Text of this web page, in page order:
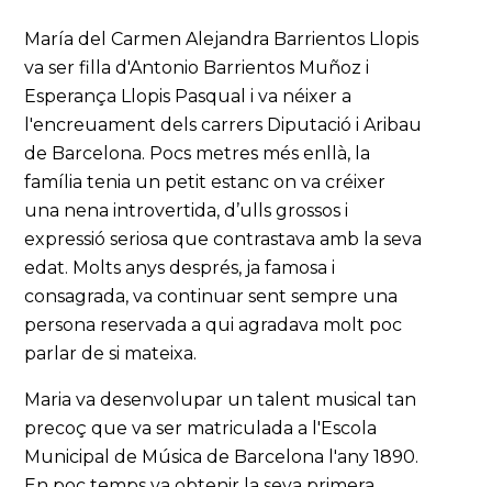
María del Carmen Alejandra Barrientos Llopis
va ser filla d'Antonio Barrientos Muñoz i
Esperança Llopis Pasqual i va néixer a
l'encreuament dels carrers Diputació i Aribau
de Barcelona. Pocs metres més enllà, la
família tenia un petit estanc on va créixer
una nena introvertida, d’ulls grossos i
expressió seriosa que contrastava amb la seva
edat. Molts anys després, ja famosa i
consagrada, va continuar sent sempre una
persona reservada a qui agradava molt poc
parlar de si mateixa.
Maria va desenvolupar un talent musical tan
precoç que va ser matriculada a l'Escola
Municipal de Música de Barcelona l'any 1890.